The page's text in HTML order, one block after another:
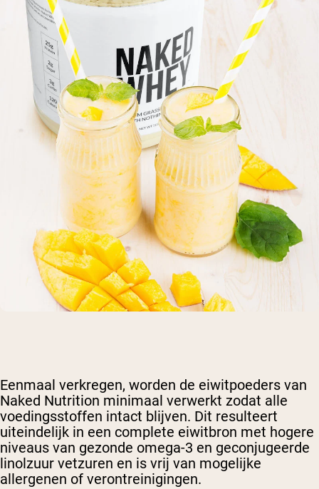
Eenmaal verkregen, worden de eiwitpoeders van
Naked Nutrition minimaal verwerkt zodat alle
voedingsstoffen intact blijven. Dit resulteert
uiteindelijk in een complete eiwitbron met hogere
niveaus van gezonde omega-3 en geconjugeerde
linolzuur vetzuren en is vrij van mogelijke
allergenen of verontreinigingen.